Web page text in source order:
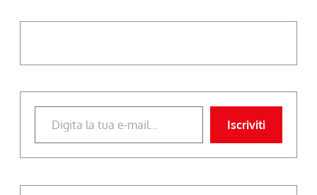
Digita la tua e-mail...
Iscriviti